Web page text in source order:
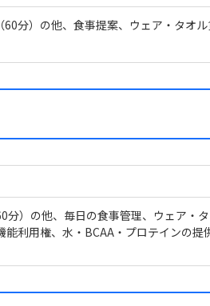
60分）の他、食事提案、ウェア・タオ
分）の他、毎日の食事管理、ウェア・
能利用権、水・BCAA・プロテインの提